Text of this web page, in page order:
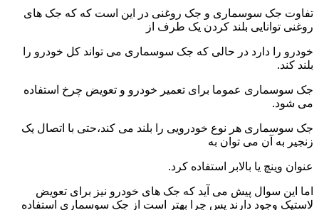
تفاوت جک سوسماری و جک روغنی در این است که که جک های
روغنی توانایی بلند کردن یک طرف از
خودرو را دارد در حالی که جک سوسماری می تواند کل خودرو را
بلند کند.
جک سوسماری عموما برای تعمیر خودرو و تعویض چرخ استفاده
می شود.
جک سوسماری هر نوع خودرویی را بلند می کند،حتی با اتصال یک
زنجیر به آن می توان به
عنوان وینچ یا بالابر استفاده کرد.
اما این سوال پیش می آید که جک های خودرو نیز برای تعویض
لاستیک وجود دارند پس چرا بهتر است از جک سوسماری استفاده